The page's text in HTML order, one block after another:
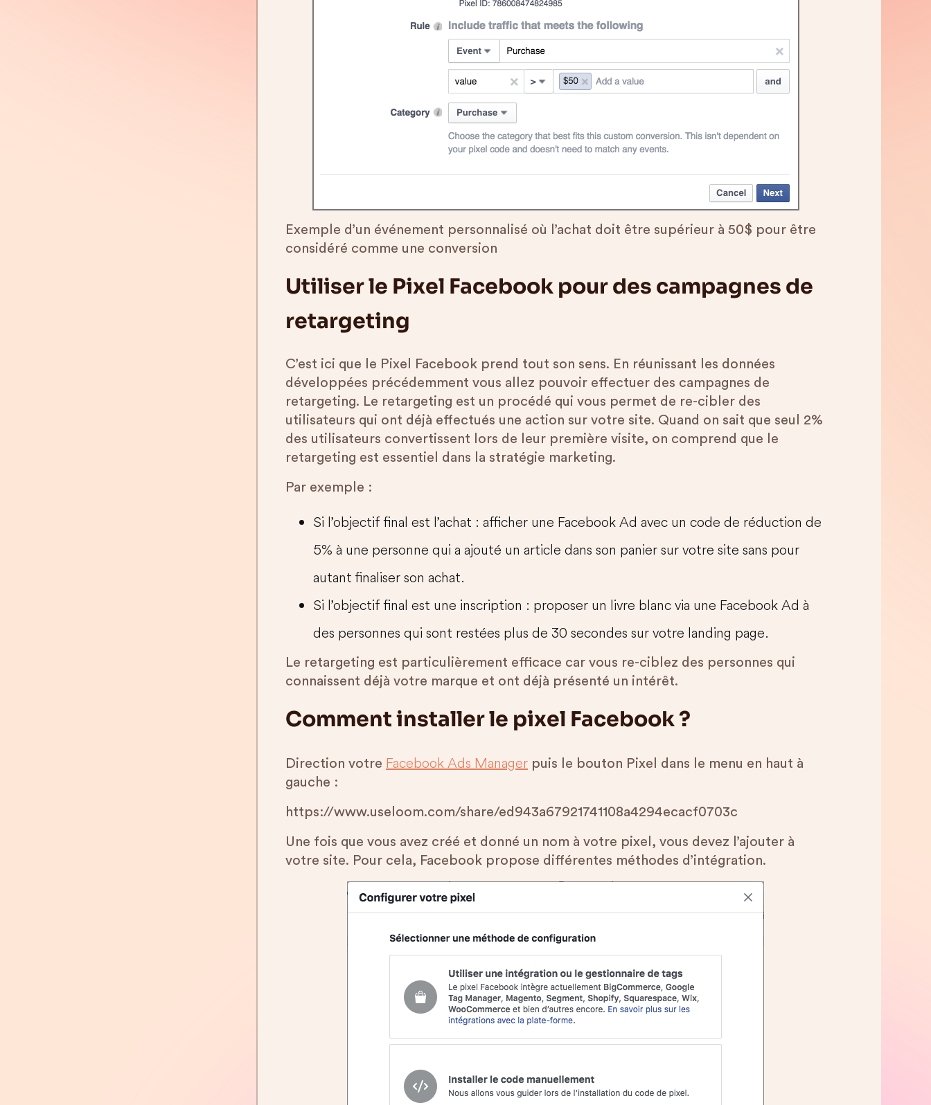
Exemple d’un événement personnalisé où l’achat doit être supérieur à 50$ pour être
considéré comme une conversion
Utiliser le Pixel Facebook pour des campagnes de
retargeting
C’est ici que le Pixel Facebook prend tout son sens. En réunissant les données
développées précédemment vous allez pouvoir effectuer des campagnes de
retargeting. Le retargeting est un procédé qui vous permet de re-cibler des
utilisateurs qui ont déjà effectués une action sur votre site. Quand on sait que seul 2%
des utilisateurs convertissent lors de leur première visite, on comprend que le
retargeting est essentiel dans la stratégie marketing.
Par exemple :
Si l’objectif final est l’achat : afficher une Facebook Ad avec un code de réduction de
5% à une personne qui a ajouté un article dans son panier sur votre site sans pour
autant finaliser son achat.
Si l’objectif final est une inscription : proposer un livre blanc via une Facebook Ad à
des personnes qui sont restées plus de 30 secondes sur votre landing page.
Le retargeting est particulièrement efficace car vous re-ciblez des personnes qui
connaissent déjà votre marque et ont déjà présenté un intérêt.
Comment installer le pixel Facebook ?
Direction votre Facebook Ads Manager puis le bouton Pixel dans le menu en haut à
gauche :
https://www.useloom.com/share/ed943a67921741108a4294ecacf0703c
Une fois que vous avez créé et donné un nom à votre pixel, vous devez l’ajouter à
votre site. Pour cela, Facebook propose différentes méthodes d’intégration.